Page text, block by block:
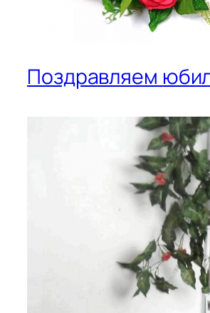
Поздравляем